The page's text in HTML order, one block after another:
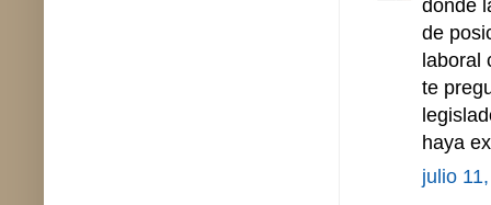
donde
de
laboral
te
haya
julio